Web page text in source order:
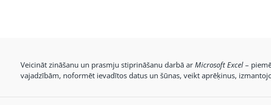
Veicināt zināšanu un prasmju stiprināšanu darbā ar Microsoft Excel–
vajadzībām, noformēt ievadītos datus un šūnas, veikt aprēķinus,